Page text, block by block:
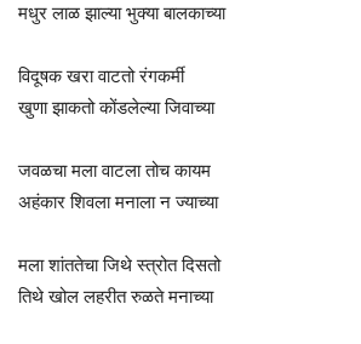
मधुर लाळ झाल्या भुक्या बालकाच्या
विदूषक खरा वाटतो रंगकर्मी
खुणा झाकतो कोंडलेल्या जिवाच्या
जवळचा मला वाटला तोच कायम
अहंकार शिवला मनाला न ज्याच्या
मला शांततेचा जिथे स्त्रोत दिसतो
तिथे खोल लहरीत रुळते मनाच्या